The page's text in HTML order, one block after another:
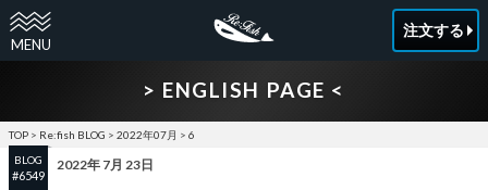
注文する
> ENGLISH PAGE <
TOP > Re:fish BLOG > 2022年07月 > 6
BLOG
#6549
2022年 7月 23日